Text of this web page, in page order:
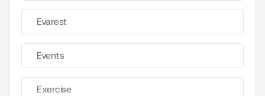
Evarest
Events
Exercise